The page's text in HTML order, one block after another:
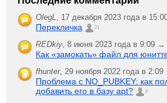
OlegL, 17 декабря 2023 года в
Перекличка 21
REDkiy, 8 июня 2023 года в 9:09 →
Как «замокать» файл для
fhunter, 29 ноября 2022 года в
Проблема с NO_PUBKEY: как
добавить его в базу apt?
6